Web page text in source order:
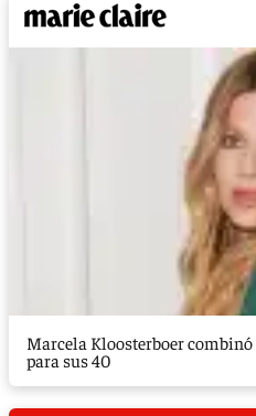
Marcela Kloosterboer
para sus 40